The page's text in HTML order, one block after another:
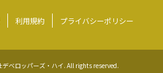
利用規約 プライバシーポリシー
ベロッパーズ・ハイ. All rights reserved.